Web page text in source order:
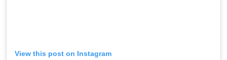
View this post on Instagram